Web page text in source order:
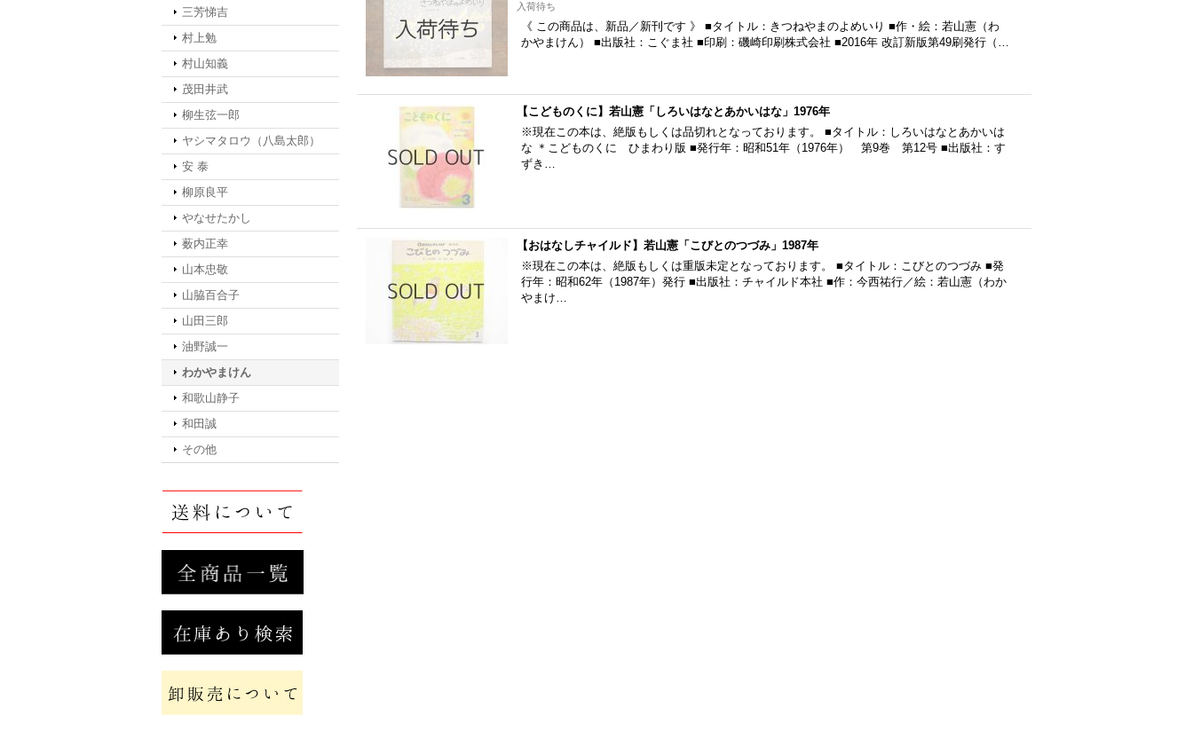
三芳悌吉
村上勉
村山知義
茂田井武
柳生弦一郎
ヤシマタロウ（八島太郎）
安 泰
柳原良平
やなせたかし
薮内正幸
山本忠敬
山脇百合子
山田三郎
油野誠一
わかやまけん
和歌山静子
和田誠
その他
入荷待ち
《 この商品は、新品／新刊です 》 ■タイトル：きつねやまのよめいり ■作・絵：若山憲（わ
かやまけん） ■出版社：こぐま社 ■印刷：磯崎印刷株式会社 ■2016年 改訂新版第49刷発行（…
【こどものくに】若山憲「しろいはなとあかいはな」1976年
※現在この本は、絶版もしくは品切れとなっております。 ■タイトル：しろいはなとあかいは
な ＊こどものくに ひまわり版 ■発行年：昭和51年（1976年） 第9巻 第12号 ■出版社：す
ずき…
【おはなしチャイルド】若山憲「こびとのつづみ」1987年
※現在この本は、絶版もしくは重版未定となっております。 ■タイトル：こびとのつづみ ■発
行年：昭和62年（1987年）発行 ■出版社：チャイルド本社 ■作：今西祐行／絵：若山憲（わか
やまけ…